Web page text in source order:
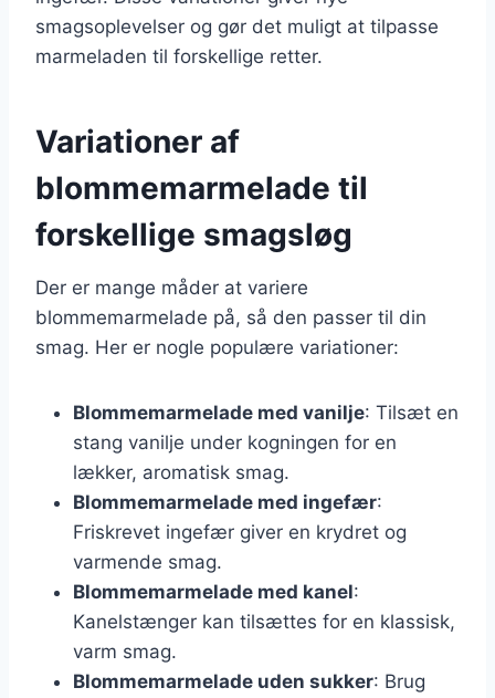
smagsoplevelser og gør det muligt at tilpasse
marmeladen til forskellige retter.
Variationer af
blommemarmelade til
forskellige smagsløg
Der er mange måder at variere
blommemarmelade på, så den passer til din
smag. Her er nogle populære variationer:
Blommemarmelade med vanilje: Tilsæt en
stang vanilje under kogningen for en
lækker, aromatisk smag.
Blommemarmelade med ingefær:
Friskrevet ingefær giver en krydret og
varmende smag.
Blommemarmelade med kanel:
Kanelstænger kan tilsættes for en klassisk,
varm smag.
Blommemarmelade uden sukker: Brug